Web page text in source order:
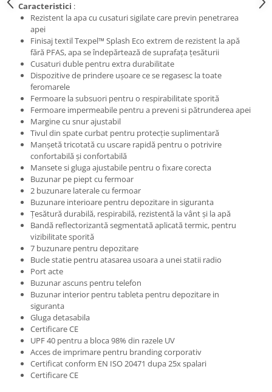
Caracteristici :
Rezistent la apa cu cusaturi sigilate care previn penetrarea
apei
Finisaj textil Texpel™ Splash Eco extrem de rezistent la apă
fără PFAS, apa se îndepărtează de suprafața țesăturii
Cusaturi duble pentru extra durabilitate
Dispozitive de prindere ușoare ce se regasesc la toate
feromarele
Fermoare la subsuori pentru o respirabilitate sporită
Fermoare impermeabile pentru a preveni si pătrunderea apei
Margine cu snur ajustabil
Tivul din spate curbat pentru protecție suplimentară
Manșetă tricotată cu uscare rapidă pentru o potrivire
confortabilă și confortabilă
Mansete si gluga ajustabile pentru o fixare corecta
Buzunar pe piept cu fermoar
2 buzunare laterale cu fermoar
Buzunare interioare pentru depozitare in siguranta
Țesătură durabilă, respirabilă, rezistentă la vânt și la apă
Bandă reflectorizantă segmentată aplicată termic, pentru
vizibilitate sporită
7 buzunare pentru depozitare
Bucle statie pentru atasarea usoara a unei statii radio
Port acte
Buzunar ascuns pentru telefon
Buzunar interior pentru tableta pentru depozitare in
siguranta
Gluga detasabila
Certificare CE
UPF 40 pentru a bloca 98% din razele UV
Acces de imprimare pentru branding corporativ
Certificat conform EN ISO 20471 dupa 25x spalari
Certificare CE